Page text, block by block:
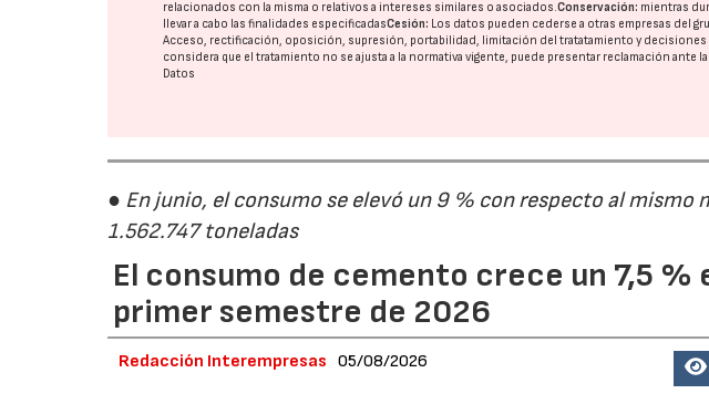
relacionados con la misma o relativos a intereses similares o asociados.Conservación: mientras
llevar a cabo las finalidades especificadasCesión: Los datos pueden cederse a otras empresas del
Acceso, rectificación, oposición, supresión, portabilidad, limitación del tratatamiento y decisiones
considera que el tratamiento no se ajusta a la normativa vigente, puede presentar reclamación ante
Datos
● En junio, el consumo se elevó un 9 % con respecto al mismo
1.562.747 toneladas
El consumo de cemento crece un 7,5 %
primer semestre de 2026
Redacción Interempresas 05/08/2026